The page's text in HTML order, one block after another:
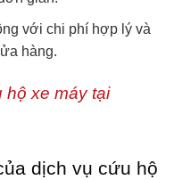
với chi phí hợp lý và
hàng.
hộ xe máy tại
dịch vụ cứu hộ